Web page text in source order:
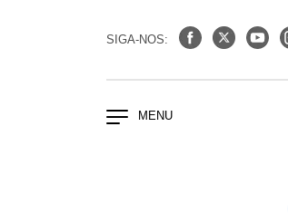
SIGA-NOS: